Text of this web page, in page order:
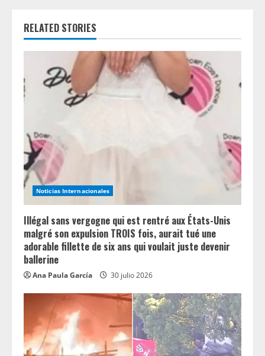
u
R
a
d
i
n
g
RELATED STORIES
Noticias Internacionales
Illégal sans vergogne qui est rentré aux États-Unis
malgré son expulsion TROIS fois, aurait tué une
adorable fillette de six ans qui voulait juste devenir
ballerine
Ana Paula García 30 julio 2026